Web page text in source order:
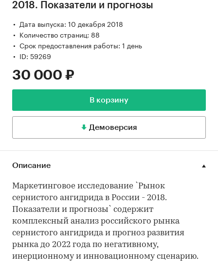
2018. Показатели и прогнозы
Дата выпуска: 10 декабря 2018
Количество страниц: 88
Срок предоставления работы: 1 день
ID: 59269
30 000 ₽
В корзину
Демоверсия
Описание
Маркетинговое исследование `Рынок
сернистого ангидрида в России - 2018.
Показатели и прогнозы` содержит
комплексный анализ российского рынка
сернистого ангидрида и прогноз развития
рынка до 2022 года по негативному,
инерционному и инновационному сценарию.